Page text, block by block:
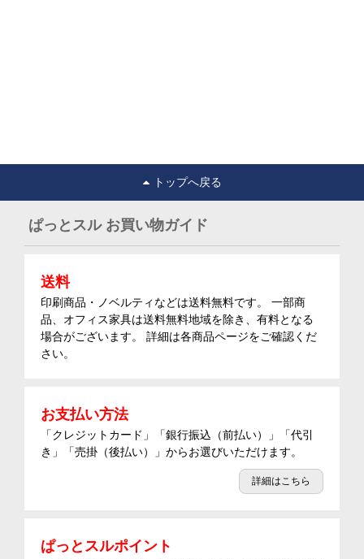
トップへ戻る
ぱっとスル お買い物ガイド
送料
印刷商品・ノベルティなどは送料無料です。 一部商
品、オフィス家具は送料無料地域を除き、有料となる
場合がございます。 詳細は各商品ページをご確認くだ
さい。
お支払い方法
「クレジットカード」「銀行振込（前払い）」「代引
き」「売掛（後払い）」からお選びいただけます。
詳細はこちら
ぱっとスルポイント